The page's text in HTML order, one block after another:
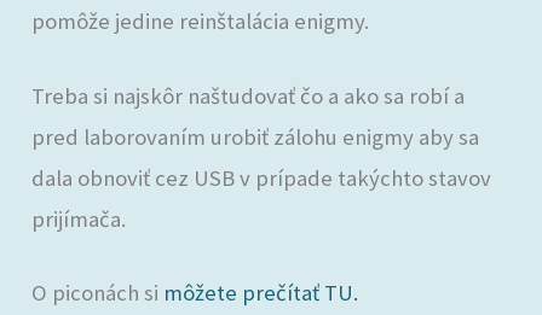
pomôže jedine reinštalácia enigmy.
Treba si najskôr naštudovať čo a ako sa robí a
pred laborovaním urobiť zálohu enigmy aby sa
dala obnoviť cez USB v prípade takýchto stavov
prijímača.
O piconách si môžete prečítať TU.